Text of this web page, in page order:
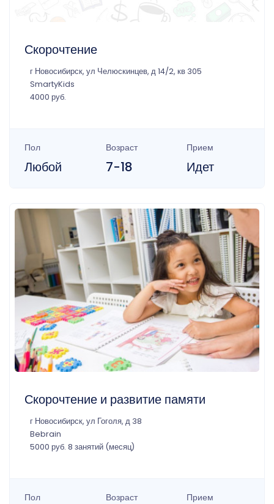
Скорочтение
г Новосибирск, ул Челюскинцев, д 14/2, кв 305
SmartyKids
4000 руб.
Пол
Любой
Возраст
7-18
Прием
Идет
Скорочтение и развитие памяти
г Новосибирск, ул Гоголя, д 38
Bebrain
5000 руб. 8 занятий (месяц)
Пол Возраст Прием